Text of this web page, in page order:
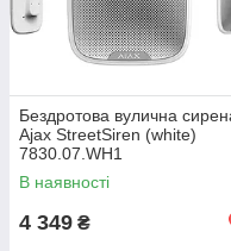
Бездротова вулична
Ajax StreetSiren (white)
7830.07.WH1
В наявності
4 349 ₴